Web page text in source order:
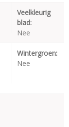
Veelkleurig
blad:
Nee
Wintergroen:
Nee